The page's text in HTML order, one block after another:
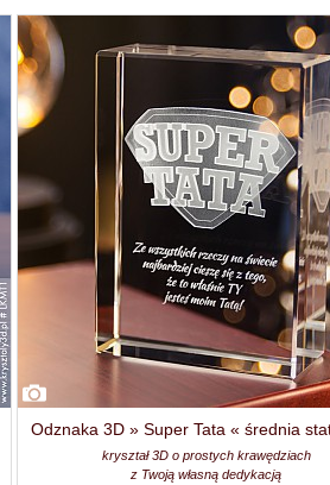
Odznaka 3D » Super Tata « średnia
kryształ 3D o prostych krawędziach
z Twoją własną dedykacją